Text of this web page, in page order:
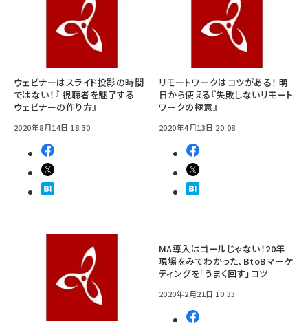
ウェビナーはスライド投影の時間
ではない！『 視聴者を魅了する
ウェビナーの作り方』
2020年8月14日 18:30
リモートワークはコツがある！ 明
日から使える『失敗しないリモート
ワークの極意』
2020年4月13日 20:08
MA導入はゴールじゃない！20年
現場をみてわかった、BtoBマーケ
ティングを「うまく回す」コツ
2020年2月21日 10:33